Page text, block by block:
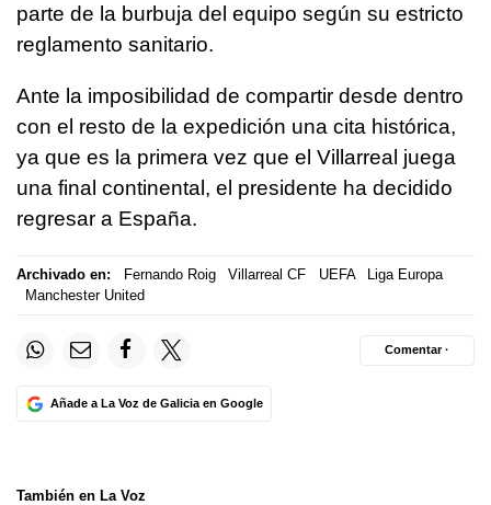
parte de la burbuja del equipo según su estricto
reglamento sanitario.
Ante la imposibilidad de compartir desde dentro
con el resto de la expedición una cita histórica,
ya que es la primera vez que el Villarreal juega
una final continental, el presidente ha decidido
regresar a España.
Archivado en: Fernando Roig Villarreal CF UEFA
Liga Europa
Manchester United
Añade a La Voz de Galicia en Google
Comentar ·
También en La Voz